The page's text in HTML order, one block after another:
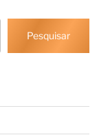
Pesquisar